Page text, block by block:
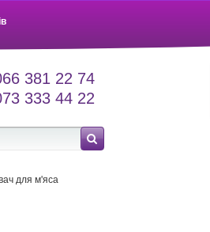
381 22 74
333 44 22
для м'яса